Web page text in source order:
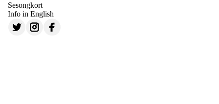
Sesongkort
Info in English